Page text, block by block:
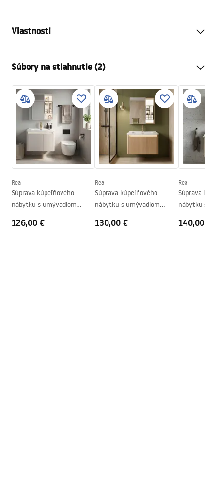
Vlastnosti
Spôsob montáže
Materiál
Hliník , Sanitárna keramika,
Plast
490
mm
Šírka
710
mm
Hĺbka
510
Súbory na stiahnutie (2)
Záručné podmienky
Warranty_Terms_and_Conditions_-_Furniture_-
_24.pdf
Manual
Instrukcja_monta__u_Zestaw_mebli___azienkowych_D
Rea
Súprava kúpeľňového
nábytku s umývadlom
126,00 €
Rea
Súprava kúpeľňového
nábytku s umývadlom
130,00 €
Rea
Súprava
nábytku s
140,00 €